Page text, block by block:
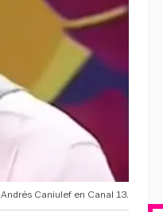
Andrés Caniulef en Canal 13.